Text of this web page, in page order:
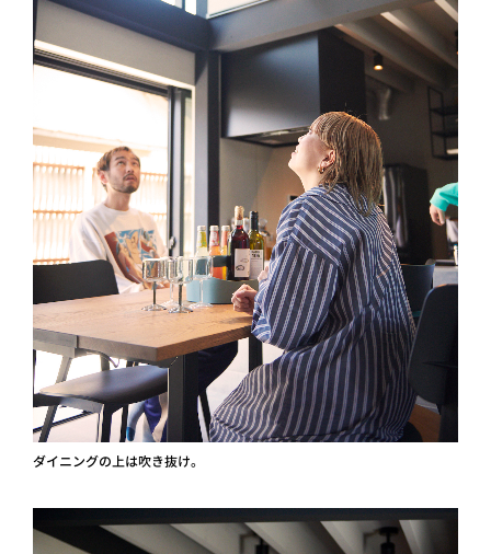
ダイニングの上は吹き抜け。